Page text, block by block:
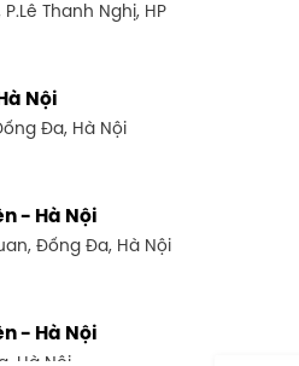
Bình Dương
An, Bình Dương
Đồng Nai
TP. Biên Hòa, Đồng Nai
Thanh Nghị, HP
Nội
Đa, Hà Nội
- Hà Nội
Đống Đa, Hà Nội
- Hà Nội